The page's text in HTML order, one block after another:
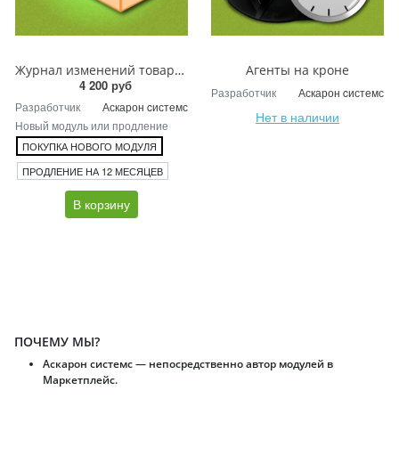
Журнал изменений товаров
4 200 руб
Разработчик
Аскарон cистемс
Новый модуль или продление
ПОКУПКА НОВОГО МОДУЛЯ
ПРОДЛЕНИЕ НА 12 МЕСЯЦЕВ
В корзину
Агенты на кроне
Разработчик Аскарон cистемс
Нет в наличии
ПОЧЕМУ МЫ?
Аскарон системс — непосредственно автор модулей в
Маркетплейс.